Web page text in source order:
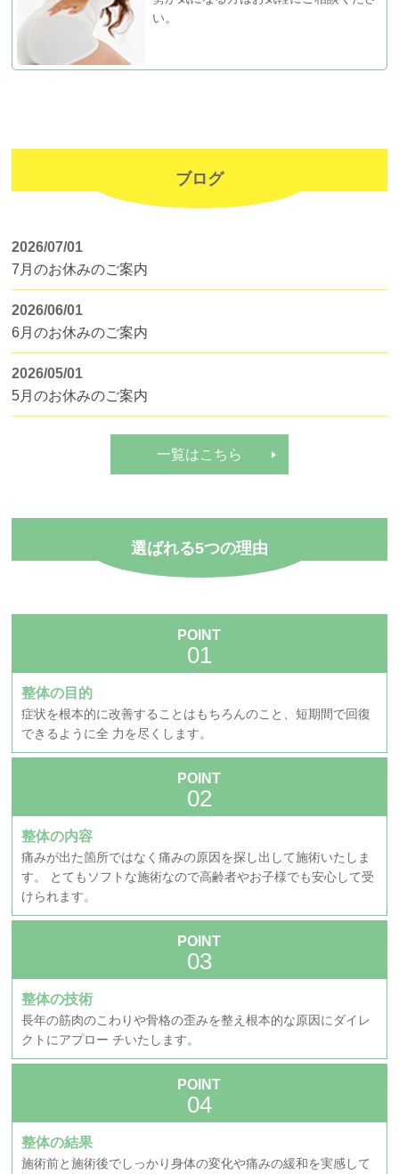
い。
ブログ
2026/07/01
7月のお休みのご案内
2026/06/01
6月のお休みのご案内
2026/05/01
5月のお休みのご案内
一覧はこちら
選ばれる5つの理由
POINT
整体の目的
症状を根本的に改善することはもちろんのこと、短期間で回復
できるように全 力を尽くします。
POINT
整体の内容
痛みが出た箇所ではなく痛みの原因を探し出して施術いたしま
す。 とてもソフトな施術なので高齢者やお子様でも安心して受
けられます。
POINT
整体の技術
長年の筋肉のこわりや骨格の歪みを整え根本的な原因にダイレ
クトにアプロー チいたします。
POINT
整体の結果
施術前と施術後でしっかり身体の変化や痛みの緩和を実感して